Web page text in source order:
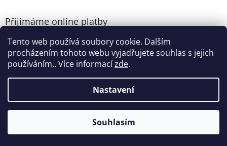
Tento web používá soubory cookie. Dalším
procházením tohoto webu vyjadřujete souhlas s jejich
používáním.. Více informacízde.
Nastavení
Souhlasím
Přijímáme online platby
Vytvořil Shoptet
CARVEL.CZ. Všechna práva vyhrazena.